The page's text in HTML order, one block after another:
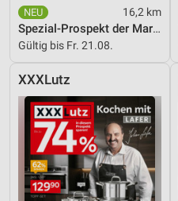
16,2 km
Spezial-Prospekt der Marken
Gültig bis Fr. 21.08.
XXXLutz